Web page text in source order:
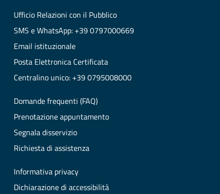
Ufficio Relazioni con il Pubblico
SMS e WhatsApp: +39 0797000669
Email istituzionale
Posta Elettronica Certificata
Centralino unico: +39 0795008000
Domande frequenti (FAQ)
Prenotazione appuntamento
Segnala disservizio
Richiesta di assistenza
Informativa privacy
Dichiarazione di accessibilità